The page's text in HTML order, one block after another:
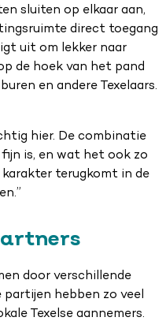
sluiten op elkaar aan,
direct toegang
uit om lekker naar
de hoek van het pand
en andere Texelaars.
hier. De combinatie
is, en wat het ook zo
terugkomt in de
door verschillende
hebben zo veel
Texelse aannemers.